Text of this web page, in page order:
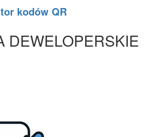
kodów QR
DEWELOPERSKIE